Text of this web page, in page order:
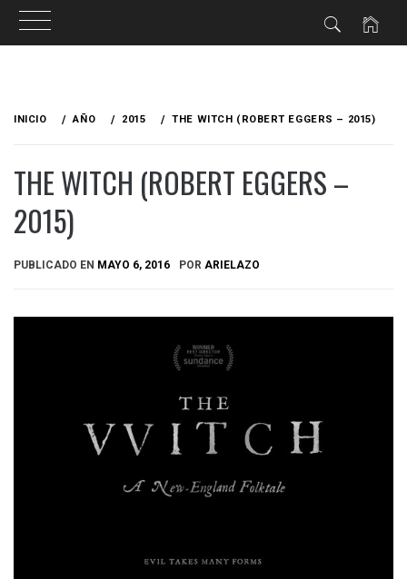
INICIO AÑO 2015 THE WITCH (ROBERT EGGERS – 2015)
THE WITCH (ROBERT EGGERS –
2015)
PUBLICADO EN MAYO 6, 2016 POR ARIELAZO